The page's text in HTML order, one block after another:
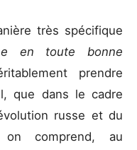
très spécifique
en toute bonne
prendre
que dans le cadre
russe et du
on comprend, au